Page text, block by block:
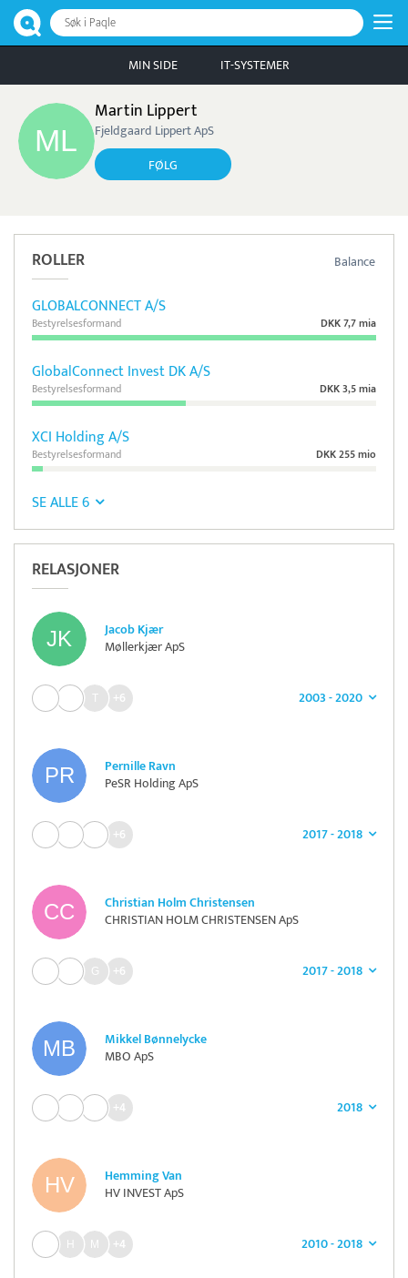
Søk i Paqle
MIN SIDE IT-SYSTEMER
Martin Lippert
Fjeldgaard Lippert ApS
FØLG
Balance
ROLLER
GLOBALCONNECT A/S
DKK 7,7 mia
Bestyrelsesformand
GlobalConnect Invest DK A/S
DKK 3,5 mia
Bestyrelsesformand
XCI Holding A/S
DKK 255 mio
Bestyrelsesformand
SE ALLE 6
RELASJONER
Jacob Kjær
Møllerkjær ApS
2003 - 2020
+6
Pernille Ravn
PeSR Holding ApS
2017 - 2018
+6
Christian Holm Christensen
CHRISTIAN HOLM CHRISTENSEN ApS
2017 - 2018
+6
Mikkel Bønnelycke
MBO ApS
2018
+4
Hemming Van
HV INVEST ApS
2010 - 2018
+4